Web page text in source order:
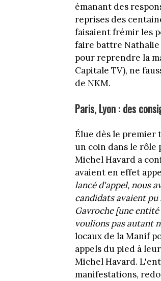
émanant des
reprises des
faisaient frémir les
faire battre Nathalie
pour reprendre la
Capitale TV), ne
de NKM.
Paris, Lyon : des
Élue dès le premier
un coin dans le rôle
Michel Havard a
avaient en effet
lancé d'appel, nous
candidats avaient
Gavroche [une
voulions pas autant
locaux de la Manif
appels du pied à
Michel Havard.
manifestations,